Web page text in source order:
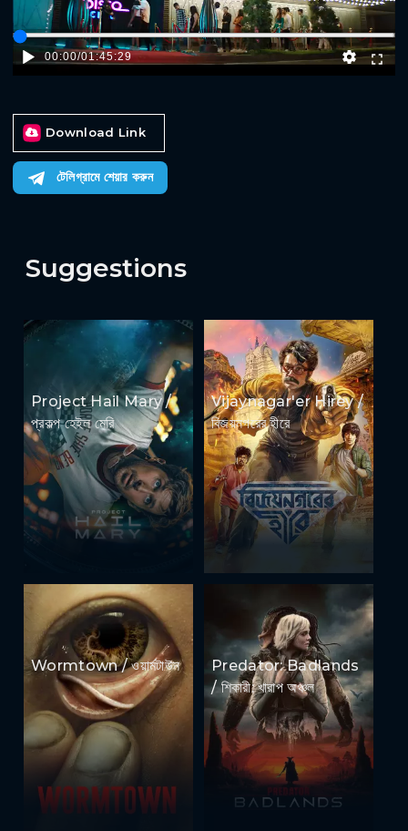
00:00/01:45:29
Download Link
টেলিগ্রামে শেয়ার করুন
Suggestions
Project Hail Mary /
প্রকল্প হেইল মেরি
Vijaynagar'er Hirey /
বিজয়নগরের হীরে
Wormtown / ওয়ার্মটাউন
Predator: Badlands
/ শিকারী: খারাপ অঞ্চল